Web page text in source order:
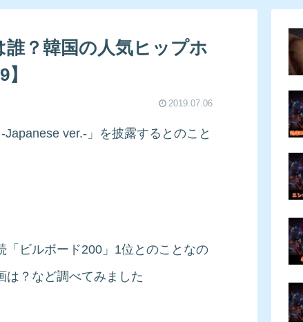
？韓国の人気ヒップホ
2019.07.06
ver.-」を披露するとのこと
「ビルボード200」1位とのことなの
は？など調べてみました